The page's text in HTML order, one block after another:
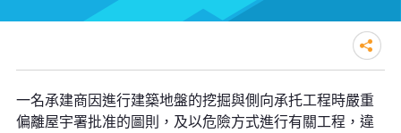
承建商因嚴重偏離批准圖則所示工
程及以危險方式進行工程被重罰
一名承建商因進行建築地盤的挖掘與側向承托工程時嚴重
偏離屋宇署批准的圖則，及以危險方式進行有關工程，違